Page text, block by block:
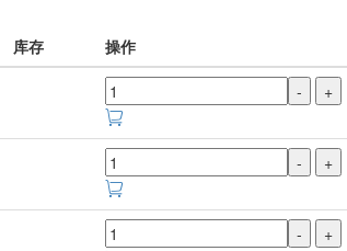
库存
操作
- +
- +
- +